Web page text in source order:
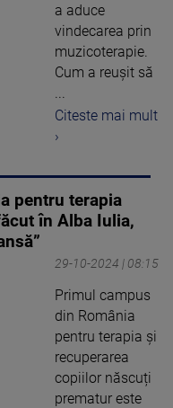
a aduce
vindecarea prin
muzicoterapie.
Cum a reușit să
...
Citeste mai mult
›
pentru terapia
în Alba Iulia,
29-10-2024 | 08:15
Primul campus
din România
pentru terapia și
recuperarea
copiilor născuți
prematur este